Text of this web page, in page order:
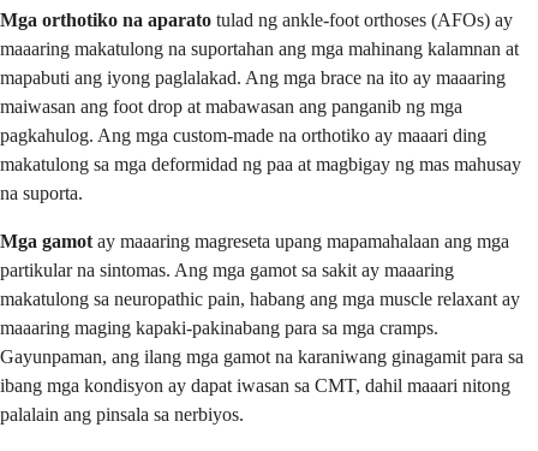
Mga orthotiko na aparato tulad ng ankle-foot orthoses (AFOs) ay
maaaring makatulong na suportahan ang mga mahinang kalamnan at
mapabuti ang iyong paglalakad. Ang mga brace na ito ay maaaring
maiwasan ang foot drop at mabawasan ang panganib ng mga
pagkahulog. Ang mga custom-made na orthotiko ay maaari ding
makatulong sa mga deformidad ng paa at magbigay ng mas mahusay
na suporta.
Mga gamot ay maaaring magreseta upang mapamahalaan ang mga
partikular na sintomas. Ang mga gamot sa sakit ay maaaring
makatulong sa neuropathic pain, habang ang mga muscle relaxant ay
maaaring maging kapaki-pakinabang para sa mga cramps.
Gayunpaman, ang ilang mga gamot na karaniwang ginagamit para sa
ibang mga kondisyon ay dapat iwasan sa CMT, dahil maaari nitong
palalain ang pinsala sa nerbiyos.